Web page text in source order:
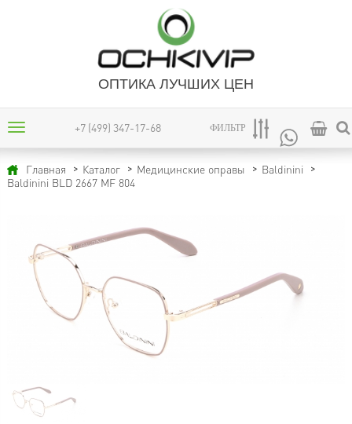
ОПТИКА ЛУЧШИХ ЦЕН
+7 (499) 347-17-68 ФИЛЬТР
Главная Каталог Медицинские оправы
Baldinini
Baldinini BLD 2667 MF 804